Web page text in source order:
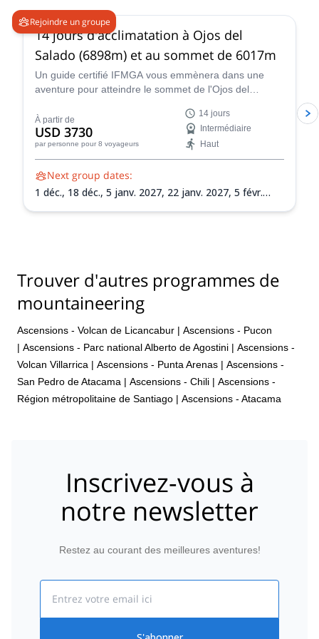
both consider him a friend as well. We will definitely be booking
another trip with Fredy Tipan and recommend him to anyone
looking for the real deal in outdoor Guides. Thank you, Fredy!
Rejoindre un groupe
14 jours d'acclimatation à Ojos del
Salado (6898m) et au sommet de 6017m
Un guide certifié IFMGA vous emmènera dans une
aventure pour atteindre le sommet de l'Ojos del
Mulas Muertas et Nevado San Francisco pour
l'acclimatation.
À partir de
USD 3730
par personne pour 8 voyageurs
14 jours
Intermédiaire
Haut
Next group dates:
1 déc., 18 déc., 5 janv. 2027, 22 janv. 2027, 5 févr.
Trouver d'autres programmes de
mountaineering
Ascensions - Volcan de Licancabur | Ascensions - Pucon
| Ascensions - Parc national Alberto de Agostini | Ascensions -
Volcan Villarrica | Ascensions - Punta Arenas | Ascensions -
San Pedro de Atacama | Ascensions - Chili | Ascensions -
Région métropolitaine de Santiago | Ascensions - Atacama
Inscrivez-vous à
notre newsletter
Restez au courant des meilleures aventures!